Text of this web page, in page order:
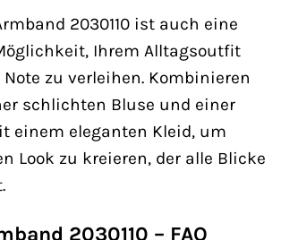
2030110 ist auch eine
Ihrem Alltagsoutfit
zu verleihen. Kombinieren
schlichten Bluse und einer
einem eleganten Kleid, um
Look zu kreieren, der alle Blicke
2030110 – FAQ